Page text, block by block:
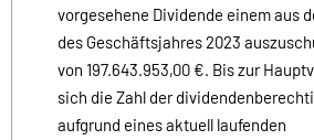
vorgesehene Dividende einem aus
des Geschäftsjahres 2023
von 197.643.953,00 €. Bis zur
sich die Zahl der
aufgrund eines aktuell laufenden